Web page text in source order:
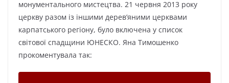
монументального мистецтва. 21 червня 2013 року
церкву разом із іншими дерев’яними церквами
карпатського регіону, було включена у список
світової спадщини ЮНЕСКО. Яна Тимошенко
прокоментувала так: